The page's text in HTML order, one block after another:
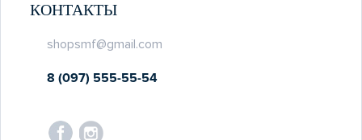
КОНТАКТЫ
shopsmf@gmail.com
8 (097) 555-55-54